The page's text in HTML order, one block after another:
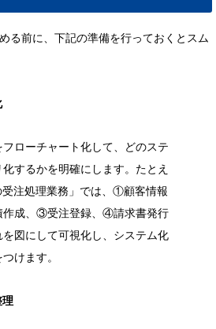
る前に、下記の準備を行っておくとスム
ローチャート化して、どのステ
するかを明確にします。たとえ
受注処理業務」では、①顧客情報
成、③受注登録、④請求書発行
を図にして可視化し、システム化
けます。